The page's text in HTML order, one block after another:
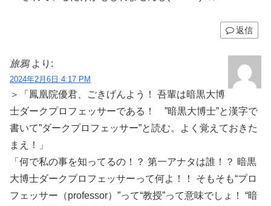
返信
旅鴉 より:
2024年2月6日 4:17 PM
＞「鳳凰院優君、ごきげんよう！ 吾輩は暗黒大博
士ダークプロフェッサーである！ ”暗黒大博士”と漢字で
書いて”ダークプロフェッサー”と読む。よく覚えておきた
まえ！」
「何で私の事を知ってるの！？ 第一アナタは誰！？ 暗黒
大博士ダークプロフェッサーって何よ！！ そもそも“プロ
フェッサー（professor）”って“教授”って意味でしょ！ “暗